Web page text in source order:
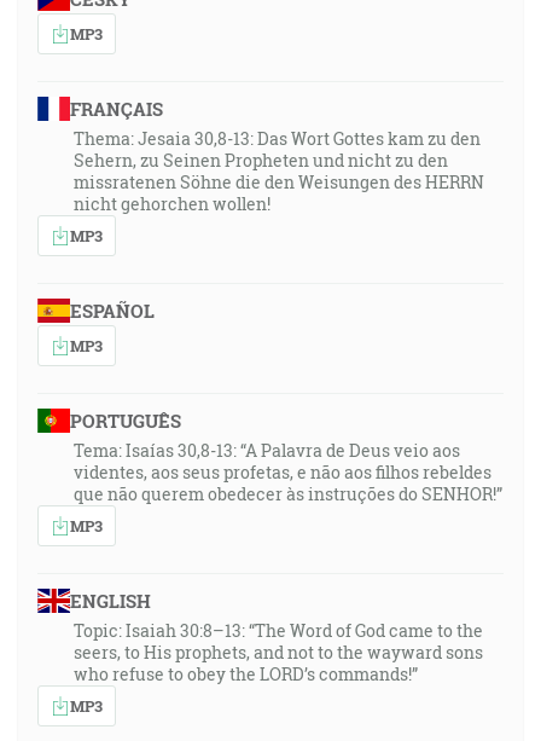
MP3
FRANÇAIS
Thema: Jesaia 30,8-13: Das Wort Gottes kam zu den
Sehern, zu Seinen Propheten und nicht zu den
missratenen Söhne die den Weisungen des HERRN
nicht gehorchen wollen!
MP3
ESPAÑOL
MP3
PORTUGUÊS
Tema: Isaías 30,8-13: “A Palavra de Deus veio aos
videntes, aos seus profetas, e não aos filhos rebeldes
que não querem obedecer às instruções do SENHOR!”
MP3
ENGLISH
Topic: Isaiah 30:8–13: “The Word of God came to the
seers, to His prophets, and not to the wayward sons
who refuse to obey the LORD’s commands!”
MP3